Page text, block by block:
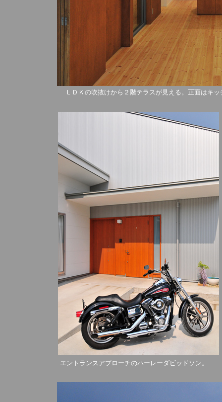
ＬＤＫの吹抜けから２階テラスが見える。正面はキ
エントランスアプローチのハーレーダビッドソ